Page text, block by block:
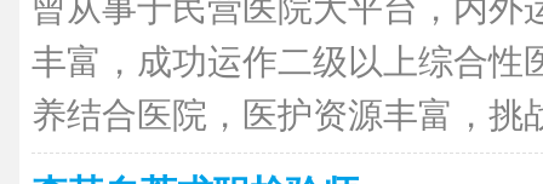
丰富，成功运作二级以上综合性
养结合医院，医护资源丰富，挑